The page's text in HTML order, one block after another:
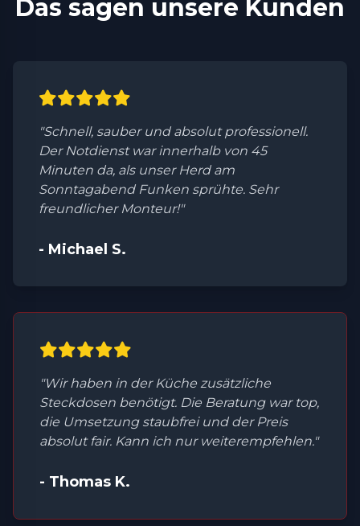
Das sagen unsere Kunden
"Schnell, sauber und absolut professionell.
Der Notdienst war innerhalb von 45
Minuten da, als unser Herd am
Sonntagabend Funken sprühte. Sehr
freundlicher Monteur!"
- Michael S.
"Wir haben in der Küche zusätzliche
Steckdosen benötigt. Die Beratung war top,
die Umsetzung staubfrei und der Preis
absolut fair. Kann ich nur weiterempfehlen."
- Thomas K.